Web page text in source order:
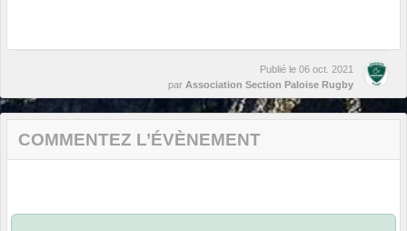
Publié le 06 oct. 2021
par Association Section Paloise Rugby
COMMENTEZ L’ÉVÈNEMENT